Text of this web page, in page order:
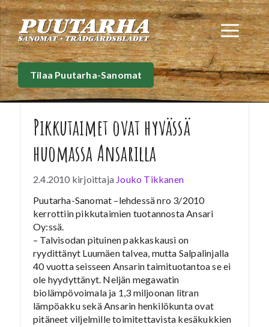
Siirry
sisältöön
Tilaa Puutarha-Sanomat
Pikkutaimet ovat hyvässä
huomassa Ansarilla
2.4.2010 kirjoittaja Jouko Tikkanen
Puutarha-Sanomat –lehdessä nro 3/2010
kerrottiin pikkutaimien tuotannosta Ansari
Oy:ssä.
– Talvisodan pituinen pakkaskausi on
ryydittänyt Luumäen talvea, mutta Salpalinjalla
40 vuotta seisseen Ansarin taimituotantoa se ei
ole hyydyttänyt. Neljän megawatin
biolämpövoimala ja 1,3 miljoonan litran
lämpöakku sekä Ansarin henkilökunta ovat
pitäneet viljelmille toimitettavista kesäkukkien